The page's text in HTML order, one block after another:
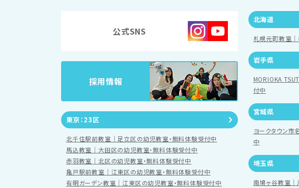
公式SNS
採用情報
東京：23区
北千住駅前教室｜足立区の幼児教室・無料体験受付中
馬込教室｜大田区の幼児教室・無料体験受付中
赤羽教室｜北区の幼児教室・無料体験受付中
亀戸駅前教室｜江東区の幼児教室・無料体験受付中
有明ガーデン教室｜江東区の幼児教室・無料体験受付中
北海道
札幌元町教室
岩手県
MORIOKA
付中
宮城県
ヨークタウン
中
埼玉県
南鳩ヶ谷教室｜